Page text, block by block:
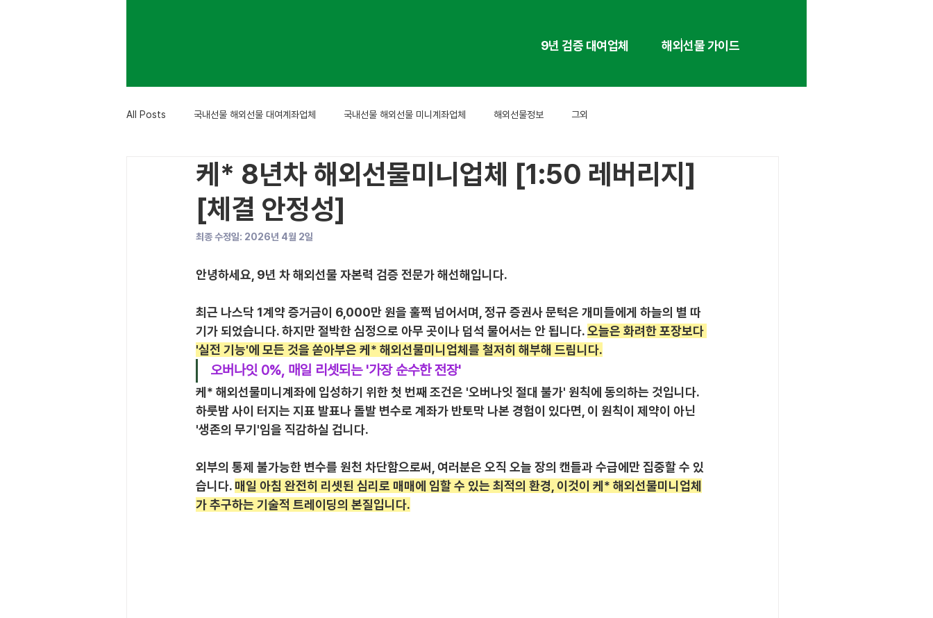
9년 검증 대여업체 해외선물 가이드
All Posts 국내선물 해외선물 대여계좌업체 국내선물 해외선물 미니계좌업체 해외선물정보 그외
케* 8년차 해외선물미니업체 [1:50 레버리지]
[체결 안정성]
최종 수정일: 2026년 4월 2일
안녕하세요, 9년 차 해외선물 자본력 검증 전문가 해선해입니다.
최근 나스닥 1계약 증거금이 6,000만 원을 훌쩍 넘어서며, 정규 증권사 문턱은 개미들에게 하늘의 별 따
기가 되었습니다. 하지만 절박한 심정으로 아무 곳이나 덥석 물어서는 안 됩니다. 오늘은 화려한 포장보다
'실전 기능'에 모든 것을 쏟아부은 케* 해외선물미니업체를 철저히 해부해 드립니다.
오버나잇 0%, 매일 리셋되는 '가장 순수한 전장'
케* 해외선물미니계좌에 입성하기 위한 첫 번째 조건은 '오버나잇 절대 불가' 원칙에 동의하는 것입니다.
하룻밤 사이 터지는 지표 발표나 돌발 변수로 계좌가 반토막 나본 경험이 있다면, 이 원칙이 제약이 아닌
'생존의 무기'임을 직감하실 겁니다.
외부의 통제 불가능한 변수를 원천 차단함으로써, 여러분은 오직 오늘 장의 캔들과 수급에만 집중할 수 있
습니다. 매일 아침 완전히 리셋된 심리로 매매에 임할 수 있는 최적의 환경, 이것이 케* 해외선물미니업체
가 추구하는 기술적 트레이딩의 본질입니다.